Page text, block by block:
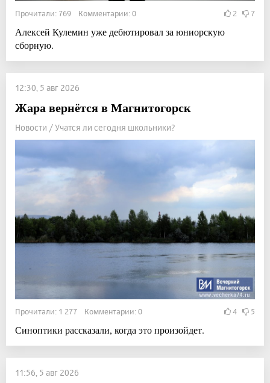
Прочитали: 769 Комментарии: 0 2 7
Алексей Кулемин уже дебютировал за юниорскую
сборную.
12:30, 5 авг 2026
Жара вернётся в Магнитогорск
Новости / Учатся ли сегодня школьники?
Прочитали: 1 277 Комментарии: 0 4 5
Синоптики рассказали, когда это произойдет.
11:56, 5 авг 2026